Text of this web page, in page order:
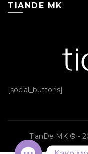
TIANDE MK
[social_buttons]
TianDe MK ® -